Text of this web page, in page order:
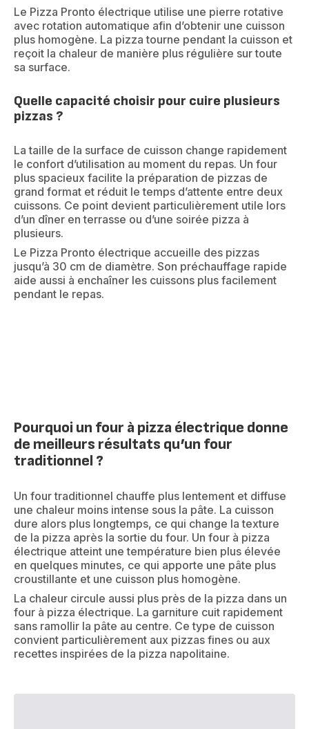
Le Pizza Pronto électrique utilise une pierre rotative
avec rotation automatique afin d’obtenir une cuisson
plus homogène. La pizza tourne pendant la cuisson et
reçoit la chaleur de manière plus régulière sur toute
sa surface.
Quelle capacité choisir pour cuire plusieurs
pizzas ?
La taille de la surface de cuisson change rapidement
le confort d’utilisation au moment du repas. Un four
plus spacieux facilite la préparation de pizzas de
grand format et réduit le temps d’attente entre deux
cuissons. Ce point devient particulièrement utile lors
d’un dîner en terrasse ou d’une soirée pizza à
plusieurs.
Le Pizza Pronto électrique accueille des pizzas
jusqu’à 30 cm de diamètre. Son préchauffage rapide
aide aussi à enchaîner les cuissons plus facilement
pendant le repas.
Pourquoi un four à pizza électrique donne
de meilleurs résultats qu’un four
traditionnel ?
Un four traditionnel chauffe plus lentement et diffuse
une chaleur moins intense sous la pâte. La cuisson
dure alors plus longtemps, ce qui change la texture
de la pizza après la sortie du four. Un four à pizza
électrique atteint une température bien plus élevée
en quelques minutes, ce qui apporte une pâte plus
croustillante et une cuisson plus homogène.
La chaleur circule aussi plus près de la pizza dans un
four à pizza électrique. La garniture cuit rapidement
sans ramollir la pâte au centre. Ce type de cuisson
convient particulièrement aux pizzas fines ou aux
recettes inspirées de la pizza napolitaine.